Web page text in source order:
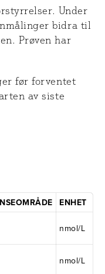
Under
bidra til
Prøven har
før forventet
av siste
ENHET
nmol/L
nmol/L